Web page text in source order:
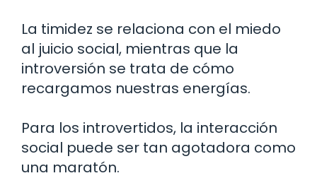
La timidez se relaciona con el miedo
al juicio social, mientras que la
introversión se trata de cómo
recargamos nuestras energías.
Para los introvertidos, la interacción
social puede ser tan agotadora como
una maratón.